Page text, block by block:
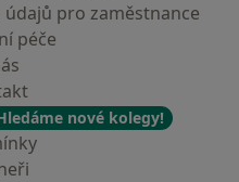
pro zaměstnance
péče
nové kolegy!